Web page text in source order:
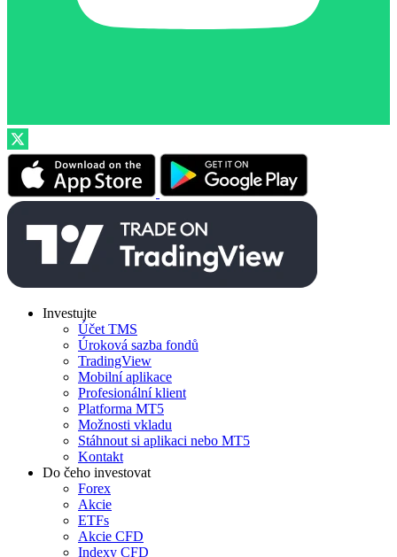
Investujte
Účet TMS
Úroková sazba fondů
TradingView
Mobilní aplikace
Profesionální klient
Platforma MT5
Možnosti vkladu
Stáhnout si aplikaci nebo MT5
Kontakt
Do čeho investovat
Forex
Akcie
ETFs
Akcie CFD
Indexy CFD